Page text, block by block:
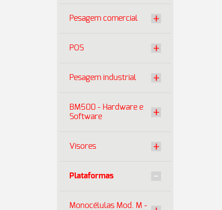
Pesagem comercial
POS
Pesagem industrial
BM500 - Hardware e
Software
Visores
Plataformas
Monocélulas Mod. M -